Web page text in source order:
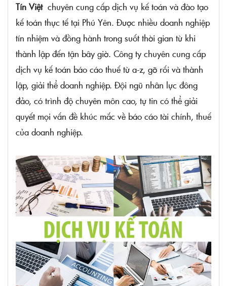
Tín Việt chuyên cung cấp dịch vụ kế toán và đào tạo
kế toán thực tế tại Phú Yên. Được nhiều doanh nghiệp
tín nhiệm và đồng hành trong suốt thời gian từ khi
thành lập đến tận bây giờ. Công ty chuyên cung cấp
dịch vụ kế toán báo cáo thuế từ a-z, gỡ rối và thành
lập, giải thể doanh nghiệp. Đội ngũ nhân lực đông
đảo, có trình độ chuyên môn cao, tự tin có thể giải
quyết mọi vấn đề khúc mắc về báo cáo tài chính, thuế
của doanh nghiệp.